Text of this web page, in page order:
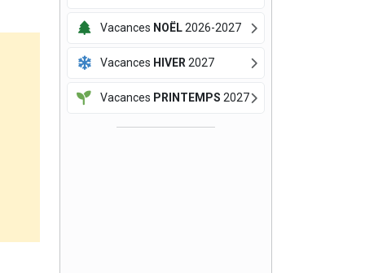
Vacances NOËL2026-2027
Vacances HIVER 2027
Vacances PRINTEMPS 2027